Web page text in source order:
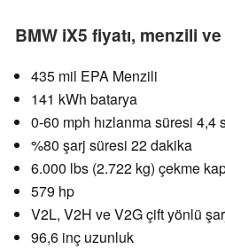
BMW iX5 fiyatı, menzili
435 mil EPA Menzili
141 kWh batarya
0-60 mph hızlanma süresi 4,4
%80 şarj süresi 22 dakika
6.000 lbs (2.722 kg) çekme
579 hp
V2L, V2H ve V2G çift yönlü
96,6 inç uzunluk